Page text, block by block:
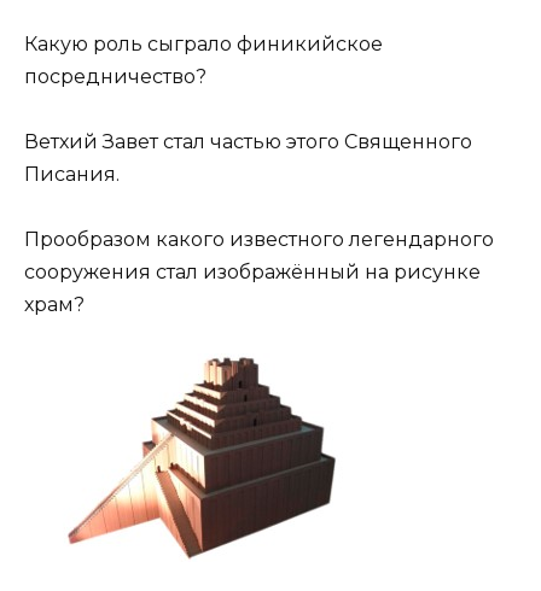
Какую роль сыграло финикийское
посредничество?
Ветхий Завет стал частью этого Священного
Писания.
Прообразом какого известного легендарного
сооружения стал изображённый на рисунке
храм?